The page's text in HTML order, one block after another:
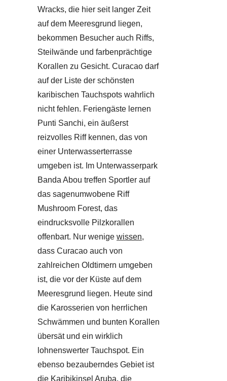
Wracks, die hier seit langer Zeit
auf dem Meeresgrund liegen,
bekommen Besucher auch Riffs,
Steilwände und farbenprächtige
Korallen zu Gesicht. Curacao darf
auf der Liste der schönsten
karibischen Tauchspots wahrlich
nicht fehlen. Feriengäste lernen
Punti Sanchi, ein äußerst
reizvolles Riff kennen, das von
einer Unterwasserterrasse
umgeben ist. Im Unterwasserpark
Banda Abou treffen Sportler auf
das sagenumwobene Riff
Mushroom Forest, das
eindrucksvolle Pilzkorallen
offenbart. Nur wenige wissen,
dass Curacao auch von
zahlreichen Oldtimern umgeben
ist, die vor der Küste auf dem
Meeresgrund liegen. Heute sind
die Karosserien von herrlichen
Schwämmen und bunten Korallen
übersät und ein wirklich
lohnenswerter Tauchspot. Ein
ebenso bezauberndes Gebiet ist
die Karibikinsel Aruba, die